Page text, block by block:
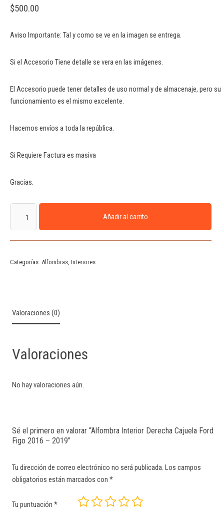
$500.00
Aviso Importante: Tal y como se ve en la imagen se entrega.
Si el Accesorio Tiene detalle se vera en las imágenes.
El Accesorio puede tener detalles de uso normal y de almacenaje, pero su
funcionamiento es el mismo excelente.
Hacemos envíos a toda la república.
Si Requiere Factura es masiva
Gracias.
Añadir al carrito
Categorías: Alfombras Interiores
Valoraciones (0)
Valoraciones
No hay valoraciones aún.
Sé el primero en valorar “Alfombra Interior Derecha Cajuela Ford
Figo 2016 – 2019”
Tu dirección de correo electrónico no será publicada. Los campos
obligatorios están marcados con *
Tu puntuación *